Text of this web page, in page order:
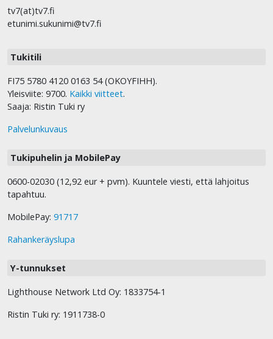
tv7(at)tv7.fi
etunimi.sukunimi@tv7.fi
Tukitili
FI75 5780 4120 0163 54 (OKOYFIHH).
Yleisviite: 9700. Kaikki viitteet.
Saaja: Ristin Tuki ry
Palvelunkuvaus
Tukipuhelin ja MobilePay
0600-02030 (12,92 eur + pvm). Kuuntele viesti, että lahjoitus
tapahtuu.
MobilePay: 91717
Rahankeräyslupa
Y-tunnukset
Lighthouse Network Ltd Oy: 1833754-1
Ristin Tuki ry: 1911738-0